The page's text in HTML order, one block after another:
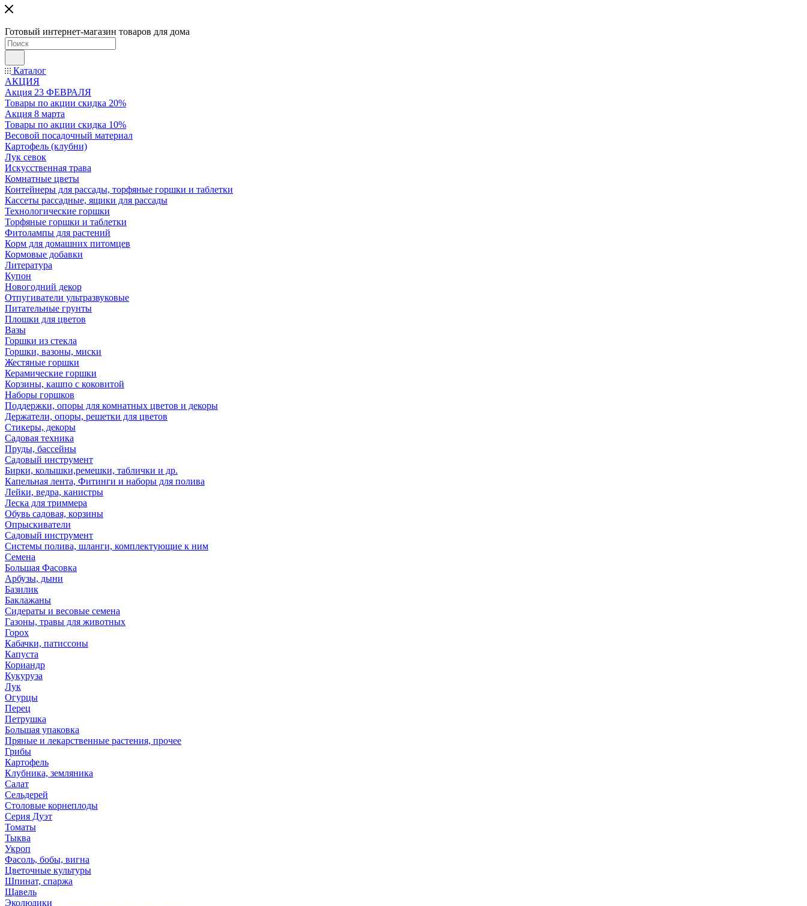
Готовый интернет-магазин товаров для дома
Каталог
АКЦИЯ
Акция 23 ФЕВРАЛЯ
Товары по акции скидка 20%
Акция 8 марта
Товары по акции скидка 10%
Весовой посадочный материал
Картофель (клубни)
Лук севок
Искусственная трава
Комнатные цветы
Контейнеры для рассады, торфяные горшки и таблетки
Кассеты рассадные, ящики для рассады
Технологические горшки
Торфяные горшки и таблетки
Фитолампы для растений
Корм для домашних питомцев
Кормовые добавки
Литература
Купон
Новогодний декор
Отпугиватели ультразвуковые
Питательные грунты
Плошки для цветов
Вазы
Горшки из стекла
Горшки, вазоны, миски
Жестяные горшки
Керамические горшки
Корзины, кашпо с коковитой
Наборы горшков
Поддержки, опоры для комнатных цветов и декоры
Держатели, опоры, решетки для цветов
Стикеры, декоры
Садовая техника
Пруды, бассейны
Садовый инструмент
Бирки, колышки,ремешки, таблички и др.
Капельная лента, Фитинги и наборы для полива
Лейки, ведра, канистры
Леска для триммера
Обувь садовая, корзины
Опрыскиватели
Садовый инструмент
Системы полива, шланги, комплектующие к ним
Семена
Большая Фасовка
Арбузы, дыни
Базилик
Баклажаны
Сидераты и весовые семена
Газоны, травы для животных
Горох
Кабачки, патиссоны
Капуста
Кориандр
Кукуруза
Лук
Огурцы
Перец
Петрушка
Большая упаковка
Пряные и лекарственные растения, прочее
Грибы
Картофель
Клубника, земляника
Салат
Сельдерей
Столовые корнеплоды
Серия Дуэт
Томаты
Тыква
Укроп
Фасоль, бобы, вигна
Цветочные культуры
Шпинат, спаржа
Щавель
Эколюдики